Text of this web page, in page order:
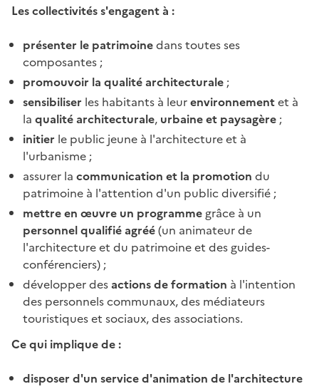
Les collectivités s'engagent à :
présenter le patrimoinedans toutes ses
composantes ;
promouvoir la qualité architecturale ;
sensibiliser les habitants à leurenvironnementet à
la qualité architecturale, urbaine et paysagère ;
initier le public jeune à l'architecture et à
l'urbanisme ;
assurer la communication et la promotion du
patrimoine à l'attention d'un public diversifié ;
mettre en œuvre un programme grâce à un
personnel qualifié agréé(un animateur de
l'architecture et du patrimoine et des guides-
conférenciers) ;
développer desactions de formation à l'intention
des personnels communaux, des médiateurs
touristiques et sociaux, des associations.
Ce qui implique de :
disposer d'un service d'animation de l'architecture